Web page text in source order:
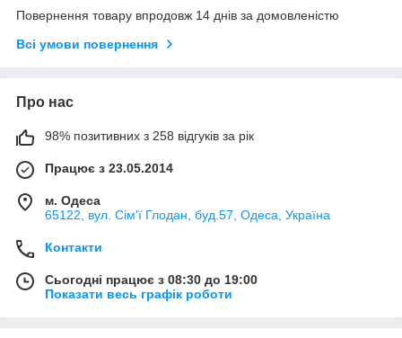
Повернення товару впродовж 14 днів за домовленістю
Всі умови повернення
Про нас
98% позитивних з 258 відгуків за рік
Працює з 23.05.2014
м. Одеса
65122, вул. Сім'ї Глодан, буд.57, Одеса, Україна
Контакти
Сьогодні працює з 08:30 до 19:00
Показати весь графік роботи